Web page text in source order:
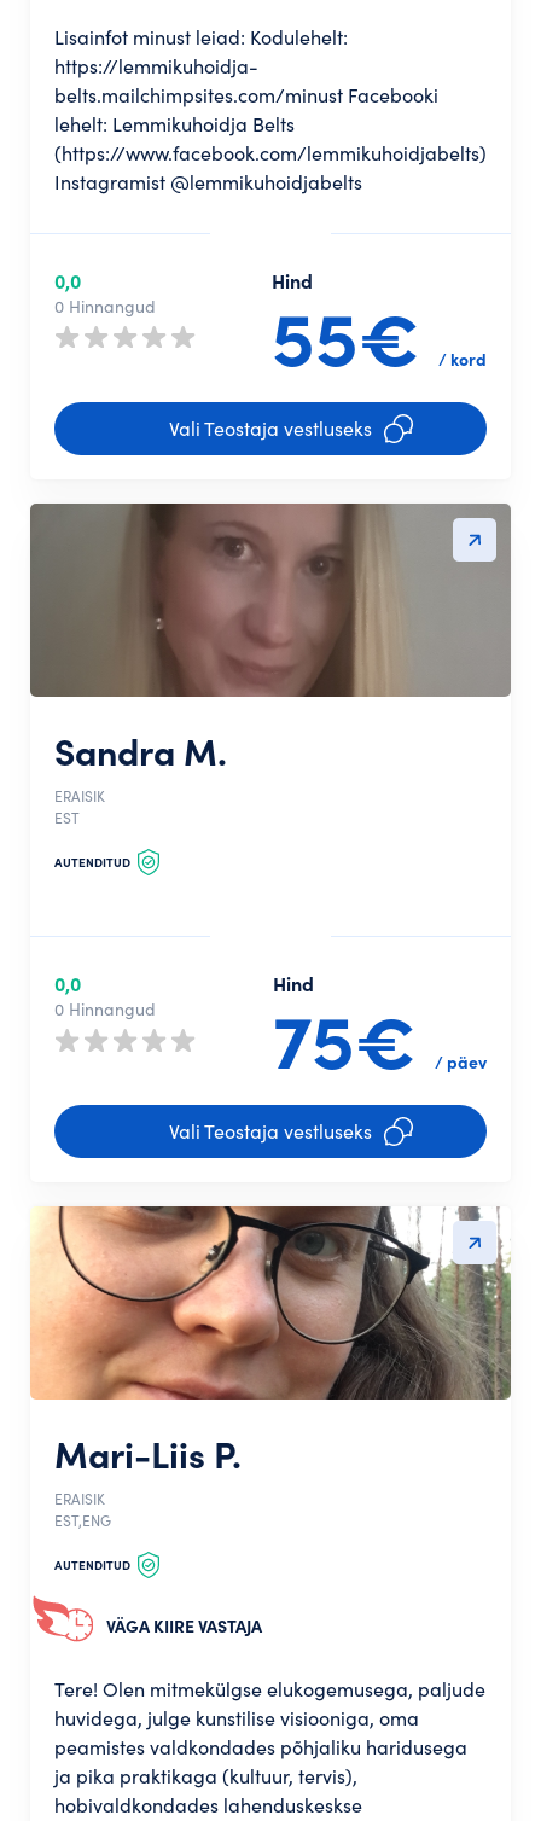
Lisainfot minust leiad: Kodulehelt:
https://lemmikuhoidja-
belts.mailchimpsites.com/minust Facebooki
lehelt: Lemmikuhoidja Belts
(https://www.facebook.com/lemmikuhoidjabelts)
Instagramist @lemmikuhoidjabelts
Vali Teostaja vestluseks
Hind
55€ / kord
0,0
0 Hinnangud
Sandra M.
ERAISIK
EST
AUTENDITUD
Vali Teostaja vestluseks
Hind
75€ / päev
0,0
0 Hinnangud
Mari-Liis P.
ERAISIK
EST,ENG
AUTENDITUD
VÄGA KIIRE VASTAJA
Tere! Olen mitmekülgse elukogemusega, paljude
huvidega, julge kunstilise visiooniga, oma
peamistes valdkondades põhjaliku haridusega
ja pika praktikaga (kultuur, tervis),
hobivaldkondades lahenduskeskse